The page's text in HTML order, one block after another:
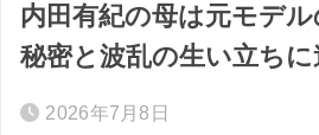
内田有紀の母は元モデ
秘密と波乱の生い立ちに
2026年7月8日